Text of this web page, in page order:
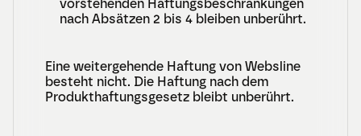
vorstehenden Haftungsbeschränkungen
nach Absätzen 2 bis 4 bleiben unberührt.
Eine weitergehende Haftung von Websline
besteht nicht. Die Haftung nach dem
Produkthaftungsgesetz bleibt unberührt.